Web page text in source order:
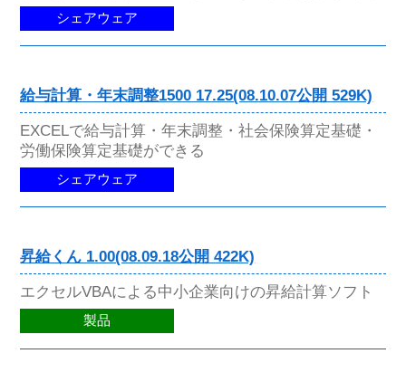
シェアウェア
給与計算・年末調整1500 17.25(08.10.07公開 529K)
EXCELで給与計算・年末調整・社会保険算定基礎・
労働保険算定基礎ができる
シェアウェア
昇給くん 1.00(08.09.18公開 422K)
エクセルVBAによる中小企業向けの昇給計算ソフト
製品